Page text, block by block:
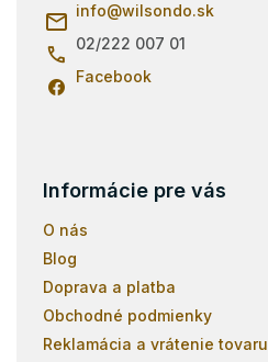
info@wilsondo.sk
02/222 007 01
Facebook
Informácie pre vás
O nás
Blog
Doprava a platba
Obchodné podmienky
Reklamácia a vrátenie tovaru